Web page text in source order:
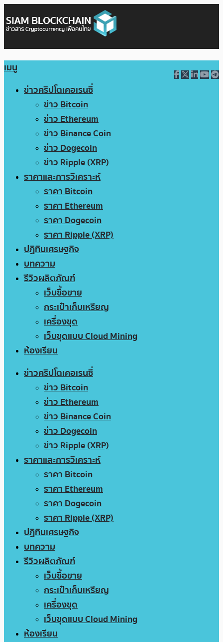
เมนู
ข่าวคริปโตเคอเรนซี่
ข่าว Bitcoin
ข่าว Ethereum
ข่าว Binance Coin
ข่าว Dogecoin
ข่าว Ripple (XRP)
ราคาและการวิเคราะห์
ราคา Bitcoin
ราคา Ethereum
ราคา Dogecoin
ราคา Ripple (XRP)
ปฏิทินเศรษฐกิจ
บทความ
รีวิวผลิตภัณฑ์
เว็บซื้อขาย
กระเป๋าเก็บเหรียญ
เครื่องขุด
เว็บขุดแบบ Cloud Mining
ห้องเรียน
ข่าวคริปโตเคอเรนซี่
ข่าว Bitcoin
ข่าว Ethereum
ข่าว Binance Coin
ข่าว Dogecoin
ข่าว Ripple (XRP)
ราคาและการวิเคราะห์
ราคา Bitcoin
ราคา Ethereum
ราคา Dogecoin
ราคา Ripple (XRP)
ปฏิทินเศรษฐกิจ
บทความ
รีวิวผลิตภัณฑ์
เว็บซื้อขาย
กระเป๋าเก็บเหรียญ
เครื่องขุด
เว็บขุดแบบ Cloud Mining
ห้องเรียน